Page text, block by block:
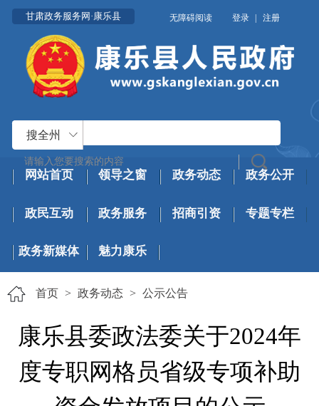
甘肃政务服务网·康乐县 无障碍阅读 登录 | 注册
搜全州
网站首页 领导之窗 政务动态 政务公开
政民互动 政务服务 招商引资 专题专栏
政务新媒体 魅力康乐
首页 > 政务动态 > 公示公告
康乐县委政法委关于2024年
度专职网格员省级专项补助